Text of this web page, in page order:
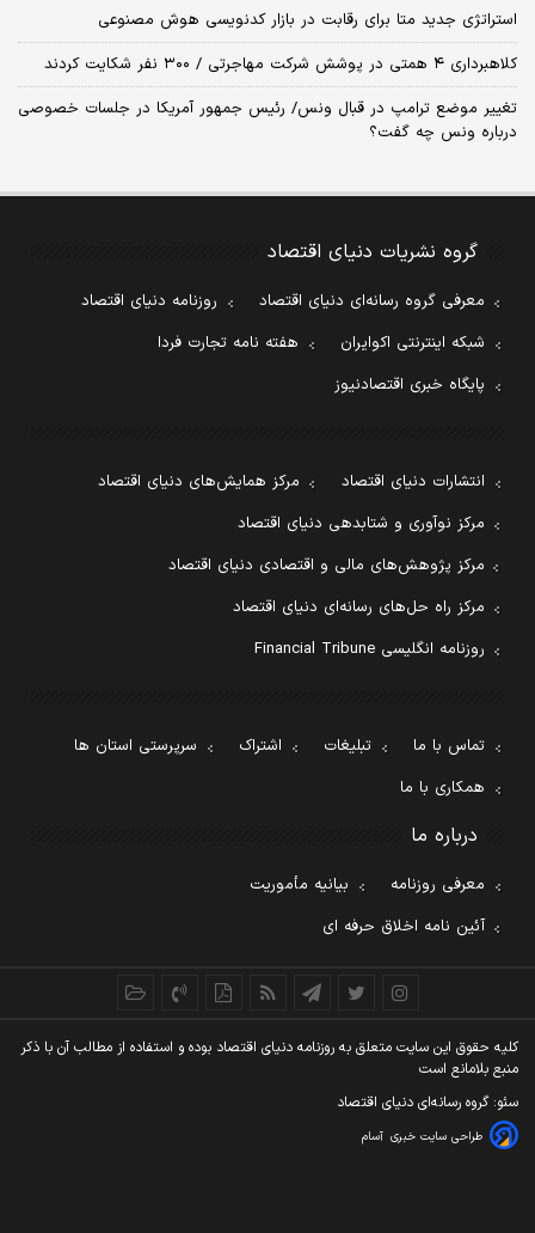
استراتژی جدید متا برای رقابت در بازار کدنویسی هوش مصنوعی
کلاهبرداری ۴ همتی در پوشش شرکت مهاجرتی / ۳۰۰ نفر شکایت کردند
تغییر موضع ترامپ در قبال ونس/ رئیس جمهور آمریکا در جلسات خصوصی
درباره ونس چه گفت؟
گروه نشریات دنیای اقتصاد
معرفی گروه رسانه‌ای دنیای اقتصاد
روزنامه دنیای اقتصاد
شبکه اینترنتی اکوایران
هفته نامه تجارت فردا
پایگاه خبری اقتصادنیوز
انتشارات دنیای اقتصاد
مرکز همایش‌های دنیای اقتصاد
مرکز نوآوری و شتابدهی دنیای اقتصاد
مرکز پژوهش‌های مالی و اقتصادی دنیای اقتصاد
مرکز راه حل‌های رسانه‌ای دنیای اقتصاد
روزنامه انگلیسی Financial Tribune
تماس با ما تبلیغات اشتراک
سرپرستی استان ها
همکاری با ما
درباره ما
معرفی روزنامه
بیانیه مأموریت
آئین نامه اخلاق حرفه ای
کليه حقوق اين سايت متعلق به روزنامه دنيای اقتصاد بوده و استفاده از مطالب آن با ذکر
منبع بلامانع است
سئو: گروه رسانه‌ای دنیای اقتصاد
طراحی سایت خبری آسام